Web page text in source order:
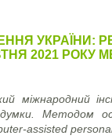
УКРАЇНИ:
2021 РОКУ
міжнародний
думки. Методом
assisted